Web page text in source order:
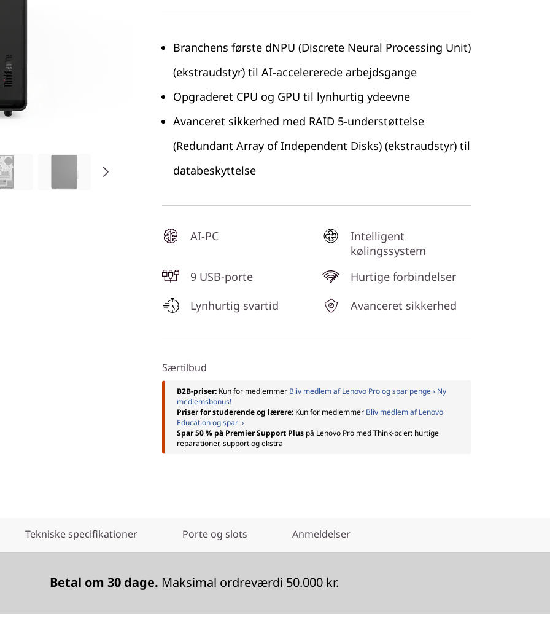
Branchens første dNPU (Discrete Neural Processing Unit)
(ekstraudstyr) til AI-accelererede arbejdsgange
Opgraderet CPU og GPU til lynhurtig ydeevne
Avanceret sikkerhed med RAID 5-understøttelse
(Redundant Array of Independent Disks) (ekstraudstyr) til
databeskyttelse
AI-PC
Intelligent
kølingssystem
9 USB-porte
Hurtige forbindelser
Lynhurtig svartid
Avanceret sikkerhed
Særtilbud
B2B-priser: Kun for medlemmer Bliv medlem af Lenovo Pro og spar penge › Ny
medlemsbonus!
Priser for studerende og lærere: Kun for medlemmer Bliv medlem af Lenovo
Education og spar ›
Spar 50 % på Premier Support Plus på Lenovo Pro med Think-pc'er: hurtige
reparationer, support og ekstra
Tekniske specifikationer Porte og slots Anmeldelser
Betal om 30 dage. Maksimal ordreværdi 50.000 kr.